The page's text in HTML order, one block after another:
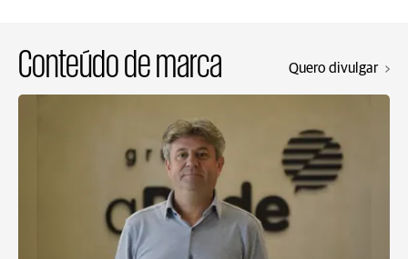
Conteúdo de marca Quero divulgar